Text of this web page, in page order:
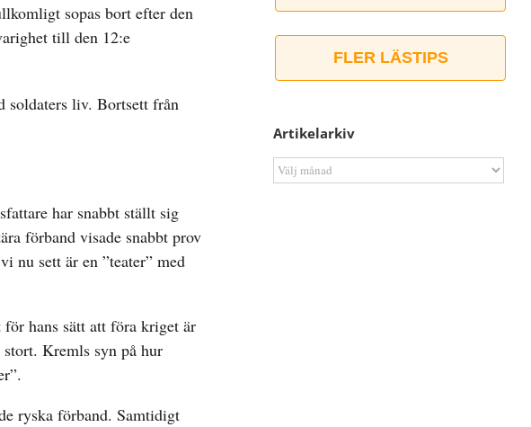
sopas bort efter den
till den 12:e
soldaters liv. Bortsett från
har snabbt ställt sig
förband visade snabbt prov
nu sett är en ”teater” med
hans sätt att föra kriget är
stort. Kremls syn på hur
ryska förband. Samtidigt
FLER LÄSTIPS
Artikelarkiv
Artikelarkiv